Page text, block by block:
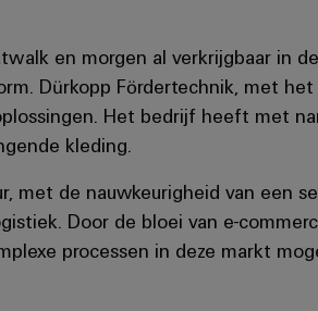
en morgen al verkrijgbaar in
Dürkopp Fördertechnik, met
Het bedrijf heeft met
kleding.
met de nauwkeurigheid van een
Door de bloei van e-
processen in deze markt